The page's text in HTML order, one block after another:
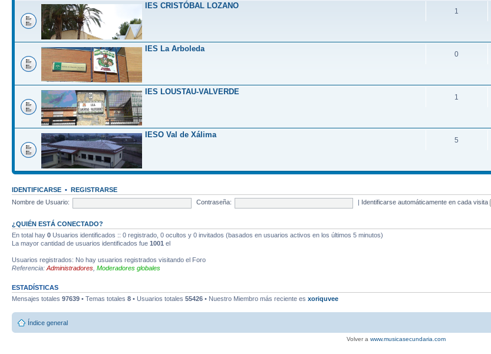
IES CRISTÓBAL LOZANO
1
IES La Arboleda
0
IES LOUSTAU-VALVERDE
1
IESO Val de Xálima
5
IDENTIFICARSE • REGISTRARSE
Nombre de Usuario:
Contraseña: Identificarse automáticamente en cada visita
¿QUIÉN ESTÁ CONECTADO?
En total hay 0 Usuarios identificados :: 0 registrado, 0 ocultos y 0 invitados (basados en usuarios activos en los últimos 5 minutos)
La mayor cantidad de usuarios identificados fue 1001 el
Usuarios registrados: No hay usuarios registrados visitando el Foro
Referencia: Administradores Moderadores globales
ESTADÍSTICAS
Mensajes totales 97639 • Temas totales 8 • Usuarios totales 55426 • Nuestro Miembro más reciente es xoriquvee
Índice general
Volver a www.musicasecundaria.com